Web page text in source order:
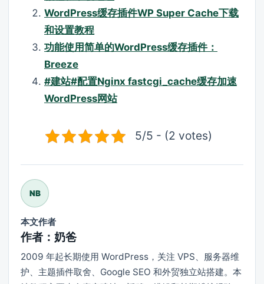
WordPress缓存插件WP Super Cache下载
和设置教程
功能使用简单的WordPress缓存插件：
Breeze
#建站#配置Nginx fastcgi_cache缓存加速
WordPress网站
5/5 - (2 votes)
NB
本文作者
作者：奶爸
2009 年起长期使用 WordPress，关注 VPS、服务器维
护、主题插件取舍、Google SEO 和外贸独立站搭建。本